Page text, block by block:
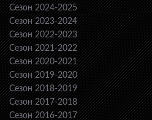
Сезон 2024-2025
Сезон 2023-2024
Сезон 2022-2023
Сезон 2021-2022
Сезон 2020-2021
Сезон 2019-2020
Сезон 2018-2019
Сезон 2017-2018
Сезон 2016-2017